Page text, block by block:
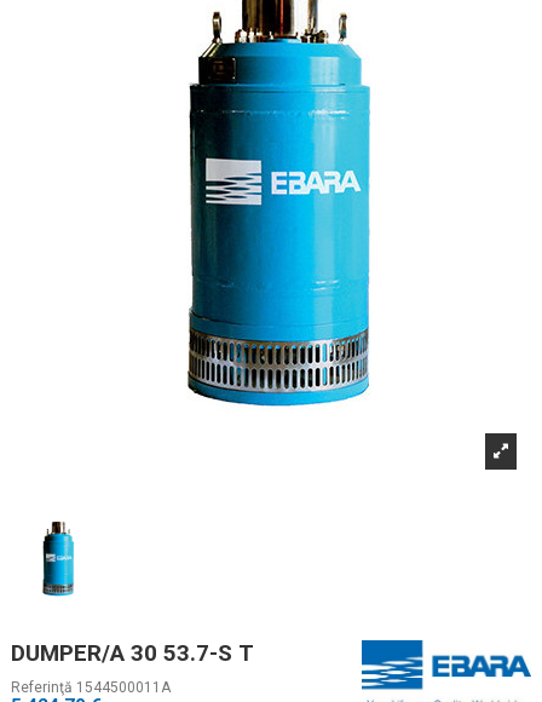
DUMPER/A 30 53.7-S T
Referinţă 1544500011A